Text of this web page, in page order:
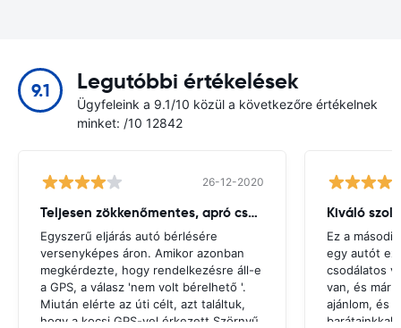
9.1 Legutóbbi értékelések
Ügyfeleink a 9.1/10 közül a következőre értékelnek
minket: /10 12842
26-12-2020
Teljesen zökkenőmentes, apró csuklás
Egyszerű eljárás autó bérlésére
versenyképes áron. Amikor azonban
megkérdezte, hogy rendelkezésre áll-e
a GPS, a válasz 'nem volt bérelhető '.
Miután elérte az úti célt, azt találtuk,
hogy a kocsi GPS-vel érkezett.Szörnyű
Kiváló
Ez a
egy autót
csodálatos
van, és már
ajánlom, és
barátainkkal